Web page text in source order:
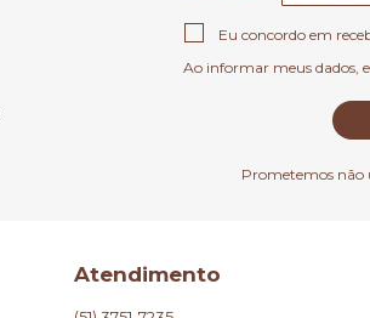
Eu concordo em
Ao informar meus dados,
Prometemos não
Atendimento